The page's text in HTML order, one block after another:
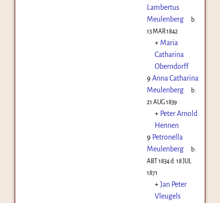
Lambertus
Meulenberg
b:
13 MAR 1842
+ Maria
Catharina
Oberndorff
9 Anna Catharina
Meulenberg
b:
21 AUG 1839
+ Peter Arnold
Hennen
9 Petronella
Meulenberg
b:
ABT 1834d: 18 JUL
1871
+Jan Peter
Vleugels